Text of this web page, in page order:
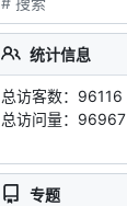
统计信息
总访客数：96116
总访问量：
专题